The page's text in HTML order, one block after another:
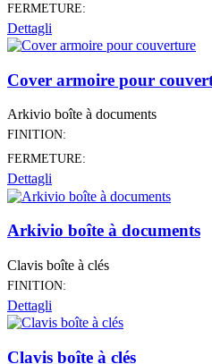
FERMETURE:
Dettagli
Cover armoire pour
Arkivio boîte à documents
FINITION:
FERMETURE:
Dettagli
Arkivio boîte à documents
Clavis boîte à clés
FINITION:
Dettagli
Clavis boîte à clés